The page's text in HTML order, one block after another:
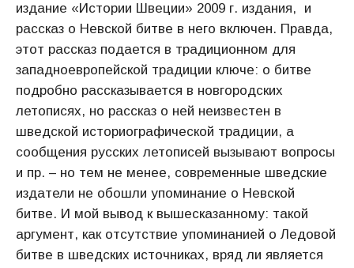
издание «Истории Швеции» 2009 г. издания, и
рассказ о Невской битве в него включен. Правда,
этот рассказ подается в традиционном для
западноевропейской традиции ключе: о битве
подробно рассказывается в новгородских
летописях, но рассказ о ней неизвестен в
шведской историографической традиции, а
сообщения русских летописей вызывают вопросы
и пр. – но тем не менее, современные шведские
издатели не обошли упоминание о Невской
битве. И мой вывод к вышесказанному: такой
аргумент, как отсутствие упоминанией о Ледовой
битве в шведских источниках, вряд ли является